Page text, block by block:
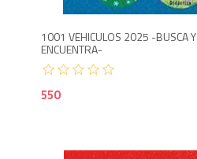
1001 VEHICULOS 2025 -BUSCA Y
ENCUENTRA-
550